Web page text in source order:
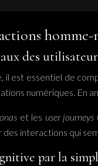
homme-
des
il est essentiel de
numériques. En
et les user journeys
interactions qui
par la